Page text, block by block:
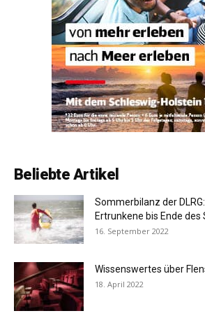
Beliebte Artikel
Sommerbilanz der
Ertrunkene bis Ende des
16. September 2022
Wissenswertes über
18. April 2022